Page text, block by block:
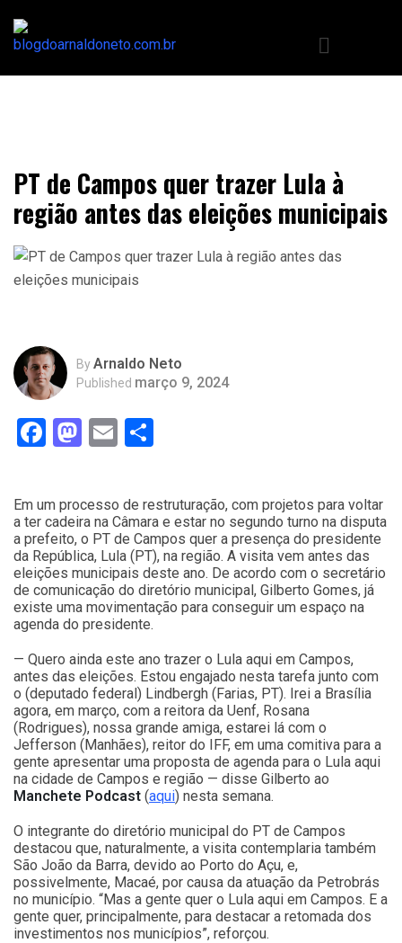
PT de Campos quer trazer Lula à
região antes das eleições municipais
ByArnaldo Neto
Published março 9, 2024
Facebook
Mastodon
Email
Em um processo de restruturação, com projetos para voltar
a ter cadeira na Câmara e estar no segundo turno na disputa
a prefeito, o PT de Campos quer a presença do presidente
da República, Lula (PT), na região. A visita vem antes das
eleições municipais deste ano. De acordo com o secretário
de comunicação do diretório municipal, Gilberto Gomes, já
existe uma movimentação para conseguir um espaço na
agenda do presidente.
— Quero ainda este ano trazer o Lula aqui em Campos,
antes das eleições. Estou engajado nesta tarefa junto com
o (deputado federal) Lindbergh (Farias, PT). Irei a Brasília
agora, em março, com a reitora da Uenf, Rosana
(Rodrigues), nossa grande amiga, estarei lá com o
Jefferson (Manhães), reitor do IFF, em uma comitiva para a
gente apresentar uma proposta de agenda para o Lula aqui
na cidade de Campos e região — disse Gilberto ao
Manchete Podcast (aqui) nesta semana.
O integrante do diretório municipal do PT de Campos
destacou que, naturalmente, a visita contemplaria também
São João da Barra, devido ao Porto do Açu, e,
possivelmente, Macaé, por causa da atuação da Petrobrás
no município. “Mas a gente quer o Lula aqui em Campos. E a
gente quer, principalmente, para destacar a retomada dos
investimentos nos municípios”, reforçou.